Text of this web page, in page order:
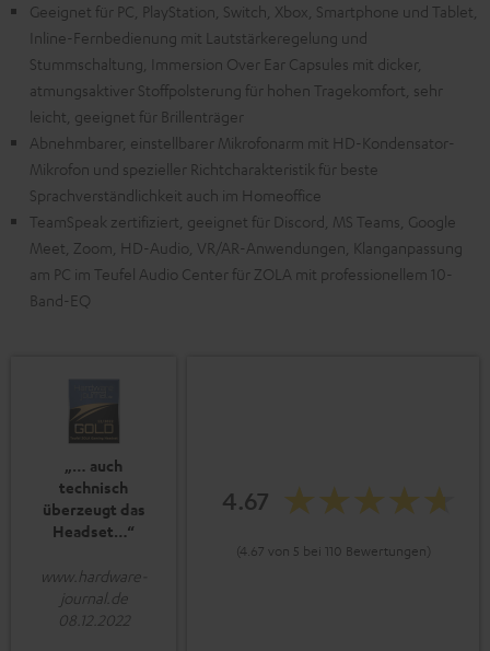
Geeignet für PC, PlayStation, Switch, Xbox, Smartphone und Tablet,
Inline-Fernbedienung mit Lautstärkeregelung und
Stummschaltung, Immersion Over Ear Capsules mit dicker,
atmungsaktiver Stoffpolsterung für hohen Tragekomfort, sehr
leicht, geeignet für Brillenträger
Abnehmbarer, einstellbarer Mikrofonarm mit HD-Kondensator-
Mikrofon und spezieller Richtcharakteristik für beste
Sprachverständlichkeit auch im Homeoffice
TeamSpeak zertifiziert, geeignet für Discord, MS Teams, Google
Meet, Zoom, HD-Audio, VR/AR-Anwendungen, Klanganpassung
am PC im Teufel Audio Center für ZOLA mit professionellem 10-
Band-EQ
„… auch
technisch
überzeugt das
Headset…“
www.hardware-
journal.de
08.12.2022
4.67
(4.67 von 5 bei 110 Bewertungen)